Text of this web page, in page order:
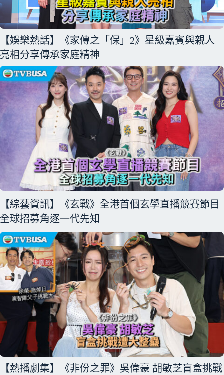
【娛樂熱話】《家傳之「保」2》星級嘉賓與親人
亮相分享傳承家庭精神
【綜藝資訊】《玄戰》全港首個玄學直播競賽節目
全球招募角逐一代先知
【熱播劇集】《非份之罪》吳偉豪 胡敏芝盲盒挑戰